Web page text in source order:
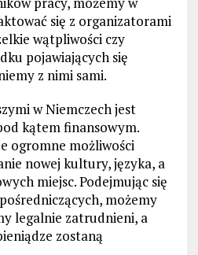
się z organizatorami
wątpliwości czy
pojawiających się
z nimi sami.
w Niemczech jest
kątem finansowym.
ogromne możliwości
nowej kultury, języka, a
miejsc. Podejmując się
możemy
legalnie zatrudnieni, a
zostaną